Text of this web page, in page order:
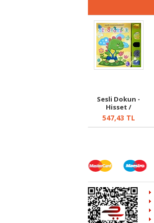
Sesli Dokun -
Hisset /
Dinozorlar
547,43 TL